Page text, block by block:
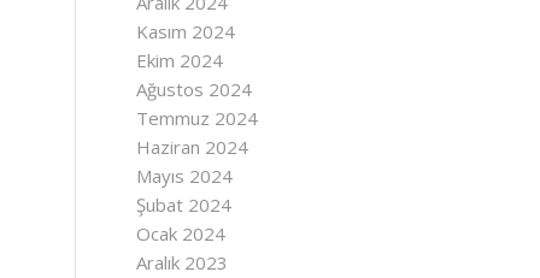
Kasım 2024
Ekim 2024
Ağustos 2024
Temmuz 2024
Haziran 2024
Mayıs 2024
Şubat 2024
Ocak 2024
Aralık 2023